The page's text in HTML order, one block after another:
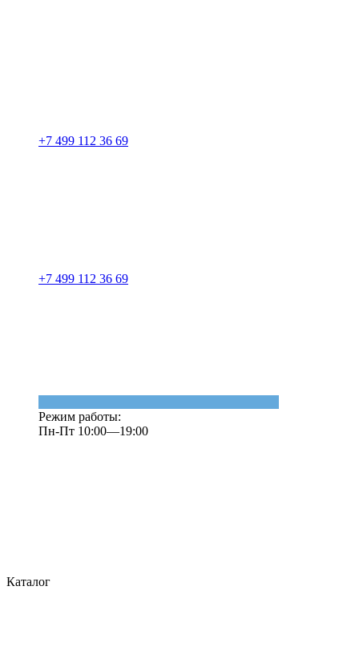
+7 499 112 36 69
+7 499 112 36 69
Режим работы:
Пн-Пт 10:00—19:00
Каталог